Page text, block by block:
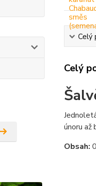
Celý
Celý
únoru
Obsah: